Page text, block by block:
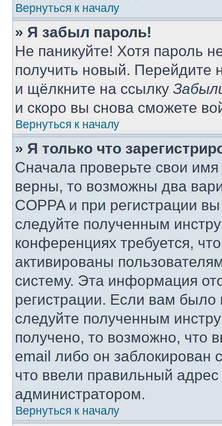
Вернуться к началу
» Я забыл пароль!
Не паникуйте! Хотя пароль
получить новый. Перейдите
и щёлкните на ссылку
и скоро вы снова сможете
Вернуться к началу
» Я только что
Сначала проверьте свои
верны, то возможны два
COPPA и при регистрации
следуйте полученным
конференциях требуется,
активированы
систему. Эта информация
регистрации. Если вам
следуйте полученным
получено, то возможно, что
email либо он
что ввели правильный адрес
администратором.
Вернуться к началу